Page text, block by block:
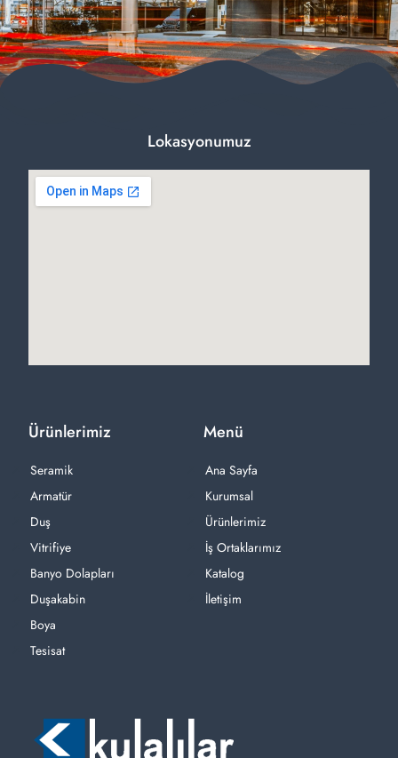
Menü
Ana Sayfa
Kurumsal
Ürünlerimiz
İş Ortaklarımız
Katalog
İletişim
Ürünlerimiz
Seramik
Armatür
Duş
Vitrifiye
Banyo Dolapları
Duşakabin
Boya
Tesisat
Lokasyonumuz